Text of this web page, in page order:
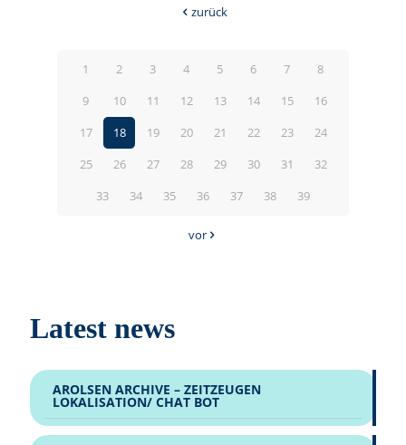
zurück
1 2 3 4 5 6 7
8
9
10 11 12 13 14 15
16
17
18 19 20 21 22 23
24
25
26 27 28 29 30 31
32
33
34 35 36 37 38 39
vor
Latest news
AROLSEN ARCHIVE – ZEITZEUGEN
LOKALISATION/ CHAT BOT